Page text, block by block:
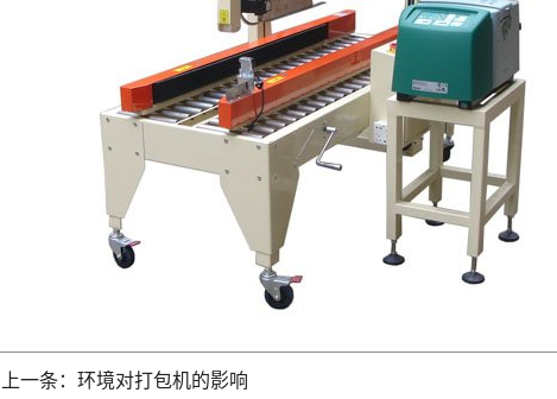
上一条：环境对打包机的影响